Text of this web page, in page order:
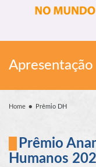
Apresentação
Home Prêmio DH
Prêmio
Humanos